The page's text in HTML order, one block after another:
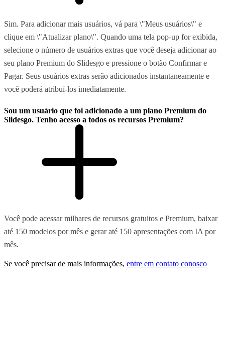
Sim. Para adicionar mais usuários, vá para \"Meus usuários\" e
clique em \"Atualizar plano\". Quando uma tela pop-up for exibida,
selecione o número de usuários extras que você deseja adicionar ao
seu plano Premium do Slidesgo e pressione o botão Confirmar e
Pagar. Seus usuários extras serão adicionados instantaneamente e
você poderá atribuí-los imediatamente.
Sou um usuário que foi adicionado a um plano Premium do
Slidesgo. Tenho acesso a todos os recursos Premium?
Você pode acessar milhares de recursos gratuitos e Premium, baixar
até 150 modelos por mês e gerar até 150 apresentações com IA por
mês.
Se você precisar de mais informações, entre em contato conosco